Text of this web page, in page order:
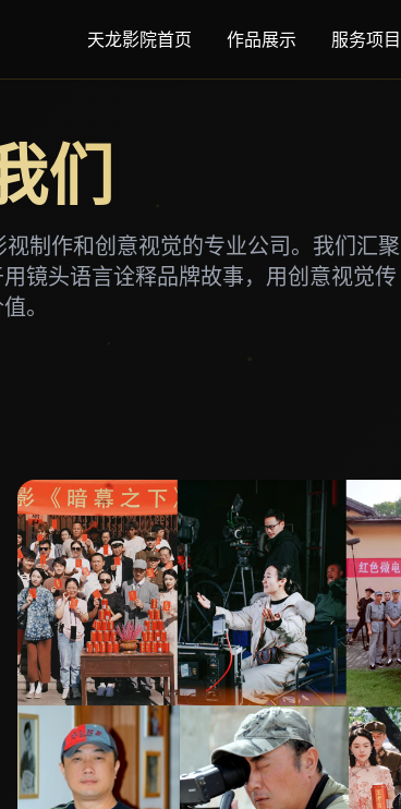
天龙影院首页 作品展示 服务项目
们
制作和创意视觉的专业公司。我们汇聚
镜头语言诠释品牌故事，用创意视觉传
。